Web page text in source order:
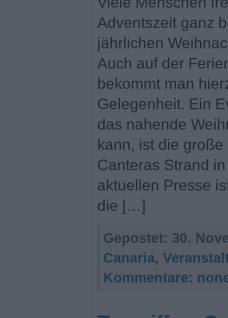
Adventszeit ganz
jährlichen
Auch auf der
bekommt man
Gelegenheit. Ein
das nahende
kann, ist die
Canteras Strand
aktuellen Presse
die […]
Gepostet: 30.
Canaria,
Kommentare: